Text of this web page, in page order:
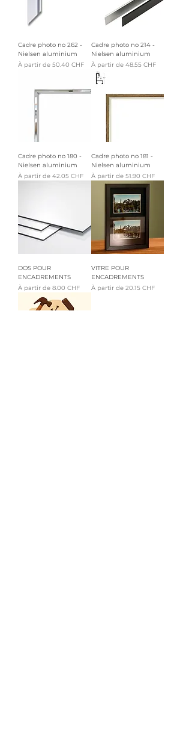
Cadre photo no 262 -
Nielsen aluminium
À partir de 50.40 CHF
Prix promotionnel
Cadre photo no 214 -
Nielsen aluminium
À partir de 48.55 CHF
Prix promotionnel
Cadre photo no 180 -
Nielsen aluminium
À partir de 42.05 CHF
Prix promotionnel
Cadre photo no 181 -
Nielsen aluminium
À partir de 51.90 CHF
Prix promotionnel
DOS POUR
ENCADREMENTS
À partir de 8.00 CHF
Prix promotionnel
VITRE POUR
ENCADREMENTS
À partir de 20.15 CHF
Prix promotionnel